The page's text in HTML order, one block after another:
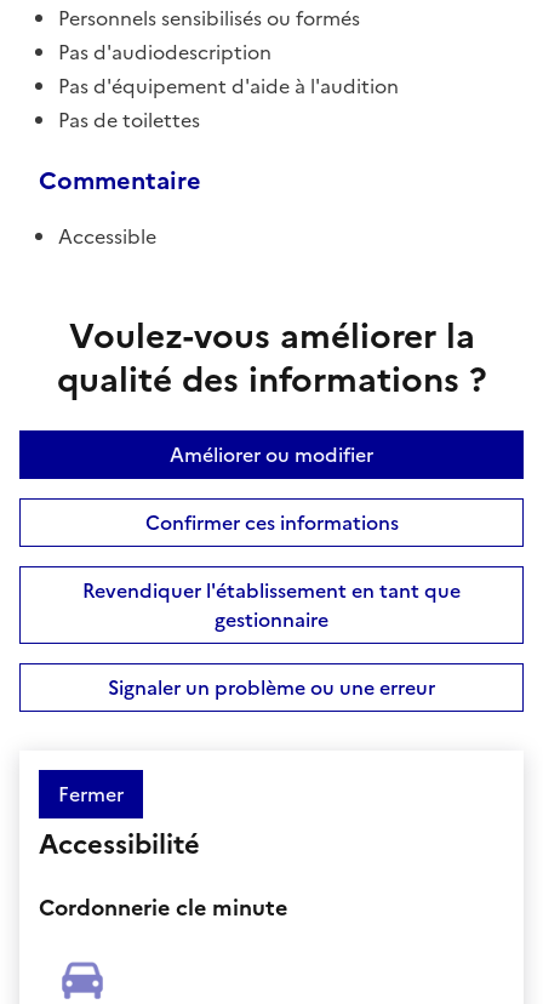
Personnels sensibilisés ou formés
Pas d'audiodescription
Pas d'équipement d'aide à l'audition
Pas de toilettes
Commentaire
Accessible
Voulez-vous améliorer la
qualité des informations ?
Améliorer ou modifier
Confirmer ces informations
Revendiquer l'établissement en tant que
gestionnaire
Signaler un problème ou une erreur
Fermer
Accessibilité
Cordonnerie cle minute